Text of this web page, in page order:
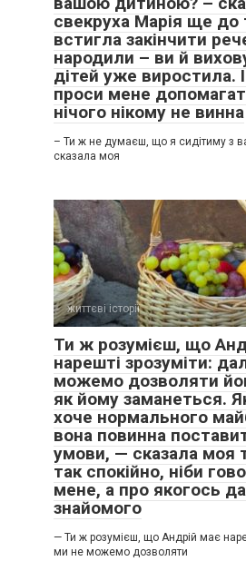
свекруха Марія ще до
встигла закінчити
народили – ви й
дітей уже виростила.
проси мене
нічого нікому не винна
– Ти ж не думаєш, що я сидітиму з
сказала моя
життєві історії
Ти ж розумієш, що
нарешті зрозуміти:
можемо дозволяти
як йому заманеться.
хоче нормального
вона повинна
умови, — сказала моя
так спокійно, ніби
мене, а про якогось
знайомого
— Ти ж розумієш, що Андрій має
ми не можемо дозволяти